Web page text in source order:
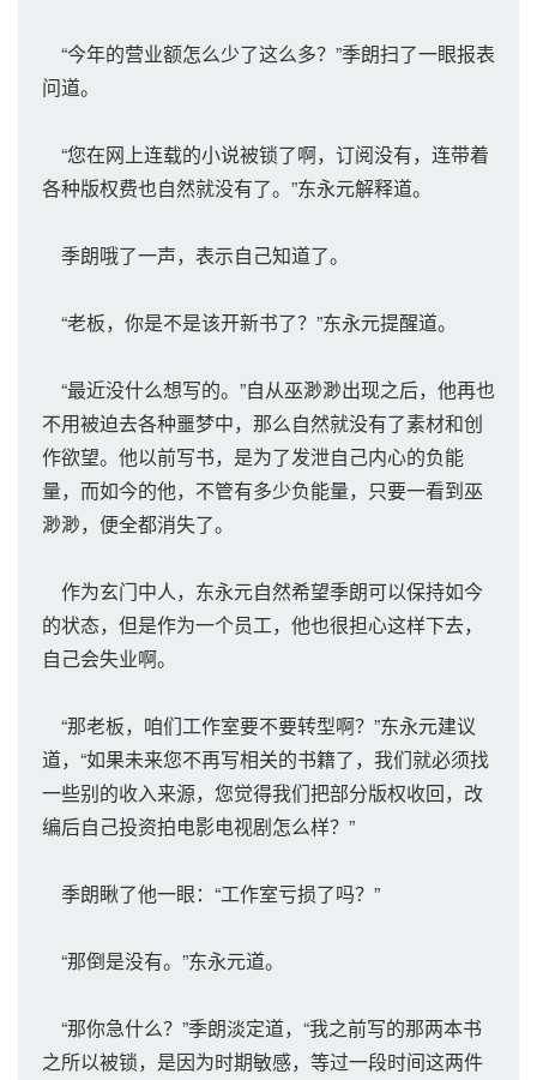
“今年的营业额怎么少了这么多？”季朗扫了一眼报表
问道。
“您在网上连载的小说被锁了啊，订阅没有，连带着
各种版权费也自然就没有了。”东永元解释道。
季朗哦了一声，表示自己知道了。
“老板，你是不是该开新书了？”东永元提醒道。
“最近没什么想写的。”自从巫渺渺出现之后，他再也
不用被迫去各种噩梦中，那么自然就没有了素材和创
作欲望。他以前写书，是为了发泄自己内心的负能
量，而如今的他，不管有多少负能量，只要一看到巫
渺渺，便全都消失了。
作为玄门中人，东永元自然希望季朗可以保持如今
的状态，但是作为一个员工，他也很担心这样下去，
自己会失业啊。
“那老板，咱们工作室要不要转型啊？”东永元建议
道，“如果未来您不再写相关的书籍了，我们就必须找
一些别的收入来源，您觉得我们把部分版权收回，改
编后自己投资拍电影电视剧怎么样？”
季朗瞅了他一眼：“工作室亏损了吗？”
“那倒是没有。”东永元道。
“那你急什么？”季朗淡定道，“我之前写的那两本书
之所以被锁，是因为时期敏感，等过一段时间这两件